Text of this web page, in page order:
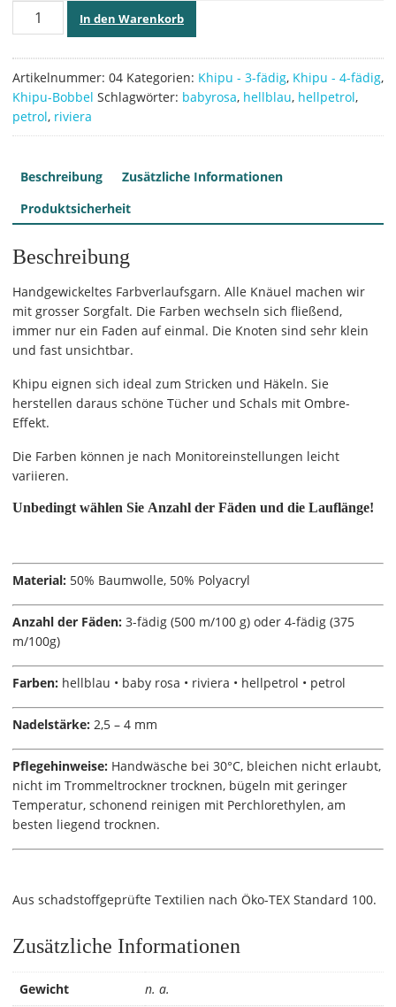
Khipu
Menge
In den Warenkorb
Artikelnummer: 04 Kategorien: Khipu - 3-fädig, Khipu - 4-fädig,
Khipu-Bobbel Schlagwörter: babyrosa, hellblau, hellpetrol,
petrol, riviera
Beschreibung
Zusätzliche Informationen
Produktsicherheit
Beschreibung
Handgewickeltes Farbverlaufsgarn. Alle Knäuel machen wir
mit grosser Sorgfalt. Die Farben wechseln sich fließend,
immer nur ein Faden auf einmal. Die Knoten sind sehr klein
und fast unsichtbar.
Khipu eignen sich ideal zum Stricken und Häkeln. Sie
herstellen daraus schöne Tücher und Schals mit Ombre-
Effekt.
Die Farben können je nach Monitoreinstellungen leicht
variieren.
Unbedingt wählen Sie Anzahl der Fäden und die Lauflänge!
Material: 50% Baumwolle, 50% Polyacryl
Anzahl der Fäden: 3-fädig (500 m/100 g) oder 4-fädig (375
m/100g)
Farben: hellblau • baby rosa • riviera • hellpetrol • petrol
Nadelstärke: 2,5 – 4 mm
Pflegehinweise: Handwäsche bei 30°C, bleichen nicht erlaubt,
nicht im Trommeltrockner trocknen, bügeln mit geringer
Temperatur, schonend reinigen mit Perchlorethylen, am
besten liegend trocknen.
Aus schadstoffgeprüfte Textilien nach Öko-TEX Standard 100.
Zusätzliche Informationen
Gewicht n. a.